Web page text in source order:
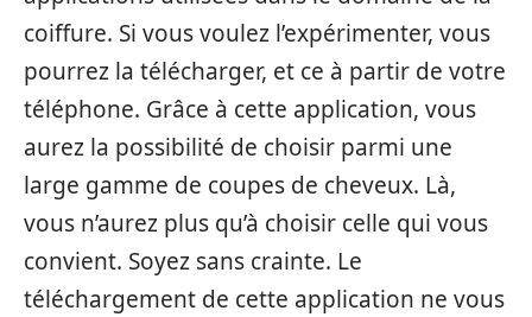
coiffure. Si vous voulez l’expérimenter, vous
pourrez la télécharger, et ce à partir de votre
téléphone. Grâce à cette application, vous
aurez la possibilité de choisir parmi une
large gamme de coupes de cheveux. Là,
vous n’aurez plus qu’à choisir celle qui vous
convient. Soyez sans crainte. Le
téléchargement de cette application ne vous